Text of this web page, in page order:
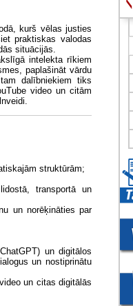
kurš vēlas justies
praktiskas valodas
situācijās.
intelekta rīkiem
paplašināt vārdu
dalībniekiem tiks
video un citām
struktūrām;
transportā un
un norēķināties par
un digitālos
un nostiprinātu
un citas digitālās